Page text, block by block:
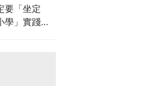
要「坐定
學」實踐動